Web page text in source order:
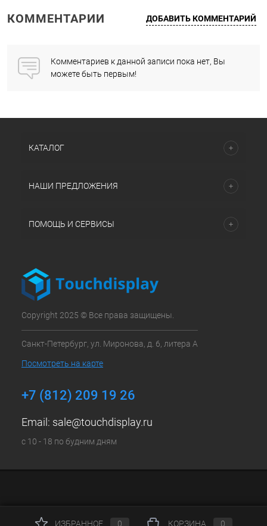
КОММЕНТАРИИ ДОБАВИТЬ КОММЕНТАРИЙ
Комментариев к данной записи пока нет, Вы
можете быть первым!
КАТАЛОГ
НАШИ ПРЕДЛОЖЕНИЯ
ПОМОЩЬ И СЕРВИСЫ
Copyright 2025 © Все права защищены.
Санкт-Петербург, ул. Миронова, д. 6, литера А
Посмотреть на карте
+7 (812) 209 19 26
Email: sale@touchdisplay.ru
с 10 - 18 по будним дням
ИЗБРАННОЕ 0 КОРЗИНА 0